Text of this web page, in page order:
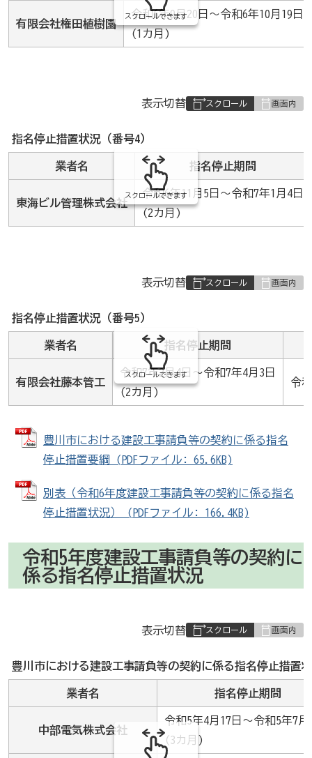
有限会社権田植樹園
令和6年9月20日～令和6年10月19日
(1カ月)
スクロールできます
表
み
の
表示切替
指名停止措置状況（番号4）
業者名 指名停止期間
東海ビル管理株式会社
令和6年11月5日～令和7年1月4日
(2カ月)
スクロールできます
表
み
の
表示切替
指名停止措置状況（番号5）
業者名 指名停止期間
有限会社藤本管工
令和7年2月4日～令和7年4月3日
(2カ月)
令
スクロールできます
豊川市における建設工事請負等の契約に係る指名
停止措置要綱 (PDFファイル: 65.6KB)
別表（令和6年度建設工事請負等の契約に係る指名
停止措置状況） (PDFファイル: 166.4KB)
令和5年度建設工事請負等の契約に
係る指名停止措置状況
表
み
の
表示切替
豊川市における建設工事請負等の契約に係る指名停止措置
業者名 指名停止期間
中部電気株式会社
令和5年4月17日～令和5年7月
(3カ月)